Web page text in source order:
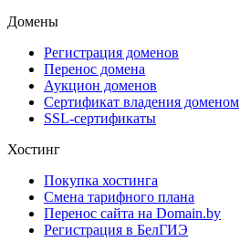
Домены
Регистрация доменов
Перенос домена
Аукцион доменов
Сертификат владения доменом
SSL-сертификаты
Хостинг
Покупка хостинга
Смена тарифного плана
Перенос сайта на Domain.by
Регистрация в БелГИЭ